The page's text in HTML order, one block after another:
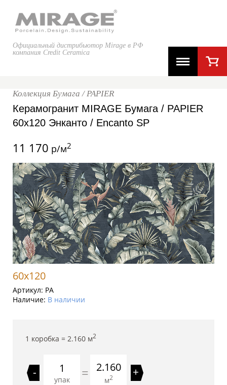
Официальный дистрибьютор Mirage в РФ
компания Credit Ceramica
Коллекция Бумага / PAPIER
Керамогранит MIRAGE Бумага / PAPIER
60x120 Энканто / Encanto SP
11 170 р/м2
60x120
Артикул: PA
Наличие: В наличии
1 коробка = 2.160 м2
-
упак = 2.160
м2 +